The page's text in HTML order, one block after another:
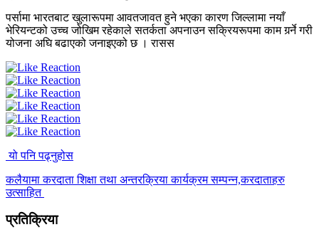
पर्सामा भारतबाट खुलारूपमा आवतजावत हुने भएका कारण जिल्लामा नयाँ
भेरियन्टको उच्च जोखिम रहेकाले सतर्कता अपनाउन सक्रियरूपमा काम गर्र्ने गरी
योजना अघि बढाएको जनाइएको छ । रासस
यो पनि पढ्नुहोस
कलैयामा करदाता शिक्षा तथा अन्तरक्रिया कार्यक्रम सम्पन्न,करदाताहरु
उत्साहित
प्रतिक्रिया